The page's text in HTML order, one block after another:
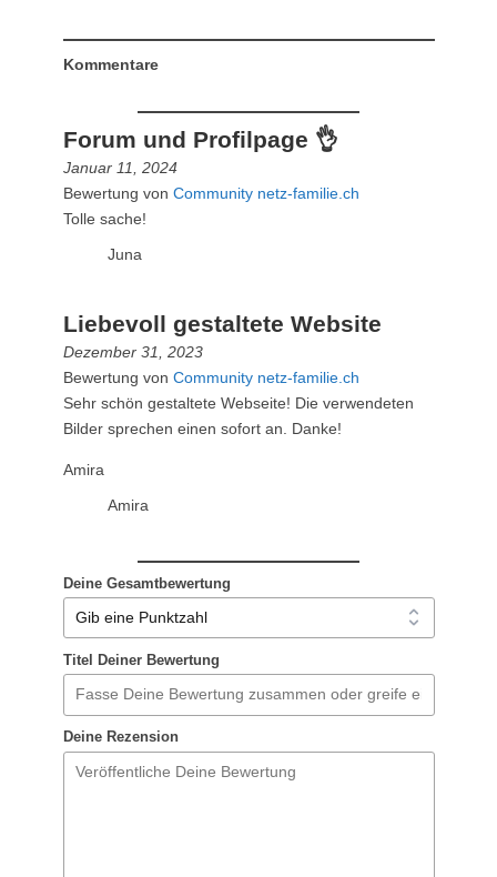
Kommentare
Forum und Profilpage 👌
Januar 11, 2024
Bewertung von Community netz-familie.ch
Tolle sache!
Juna
Liebevoll gestaltete Website
Dezember 31, 2023
Bewertung von Community netz-familie.ch
Sehr schön gestaltete Webseite! Die verwendeten
Bilder sprechen einen sofort an. Danke!
Amira
Amira
Deine Gesamtbewertung
Titel Deiner Bewertung
Deine Rezension